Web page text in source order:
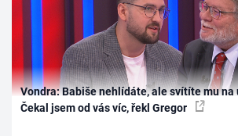
Vondra: Babiše nehlídáte, ale svítíte mu
Čekal jsem od vás víc, řekl Gregor